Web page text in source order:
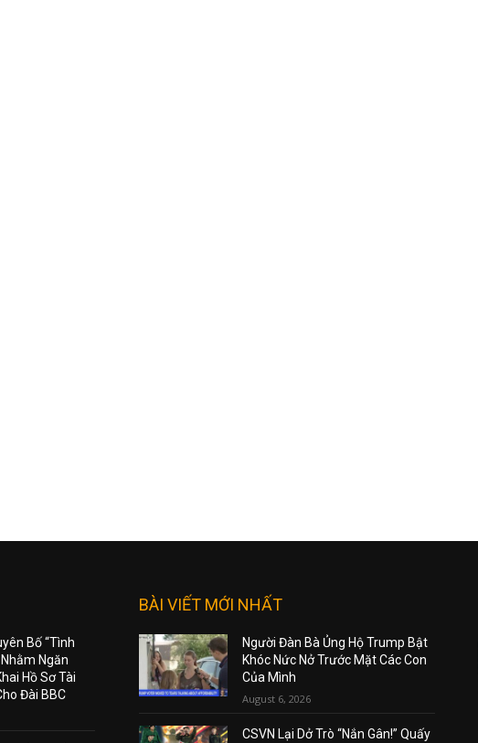
Bố “Tình
Ngăn
Hồ Sơ Tài
Đài BBC
BÀI VIẾT MỚI NHẤT
Người Đàn Bà Ủng Hộ Trump Bật
Khóc Nức Nở Trước Mặt Các Con
Của Mình
August 6, 2026
CSVN Lại Dở Trò “Nắn Gân!” Quấy